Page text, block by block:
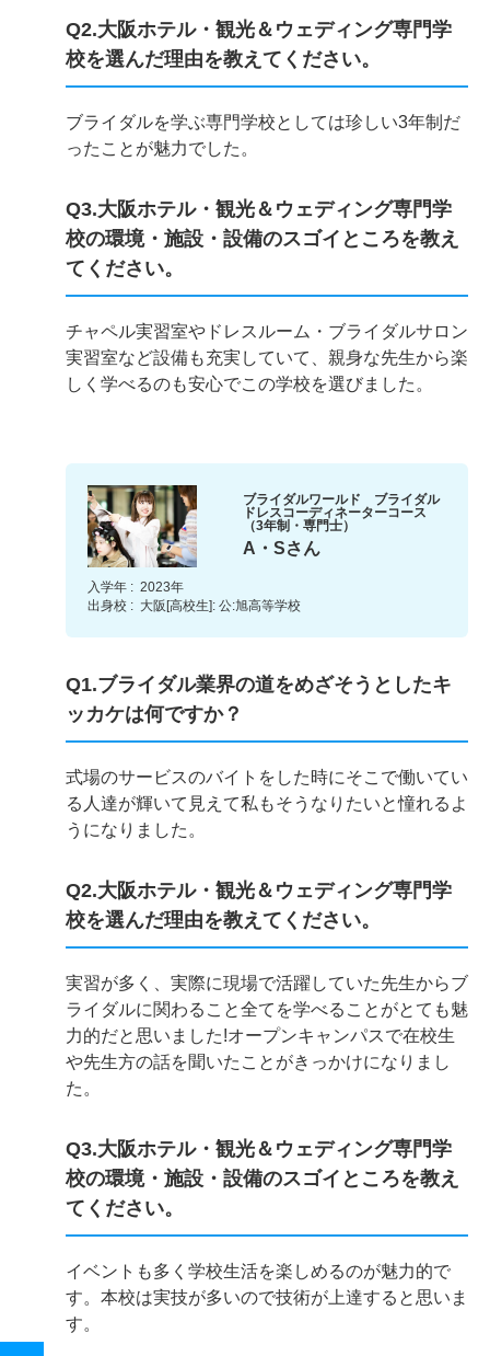
Q2.大阪ホテル・観光＆ウェディング専門学
校を選んだ理由を教えてください。
ブライダルを学ぶ専門学校としては珍しい3年制だ
ったことが魅力でした。
Q3.大阪ホテル・観光＆ウェディング専門学
校の環境・施設・設備のスゴイところを教え
てください。
チャペル実習室やドレスルーム・ブライダルサロン
実習室など設備も充実していて、親身な先生から楽
しく学べるのも安心でこの学校を選びました。
ブライダルワールド ブライダル
ドレスコーディネーターコース
（3年制・専門士）
A・Sさん
入学年 : 2023年
出身校 : 大阪[高校生]: 公:旭高等学校
Q1.ブライダル業界の道をめざそうとしたキ
ッカケは何ですか？
式場のサービスのバイトをした時にそこで働いてい
る人達が輝いて見えて私もそうなりたいと憧れるよ
うになりました。
Q2.大阪ホテル・観光＆ウェディング専門学
校を選んだ理由を教えてください。
実習が多く、実際に現場で活躍していた先生からブ
ライダルに関わること全てを学べることがとても魅
力的だと思いました!オープンキャンパスで在校生
や先生方の話を聞いたことがきっかけになりまし
た。
Q3.大阪ホテル・観光＆ウェディング専門学
校の環境・施設・設備のスゴイところを教え
てください。
イベントも多く学校生活を楽しめるのが魅力的で
す。本校は実技が多いので技術が上達すると思いま
す。